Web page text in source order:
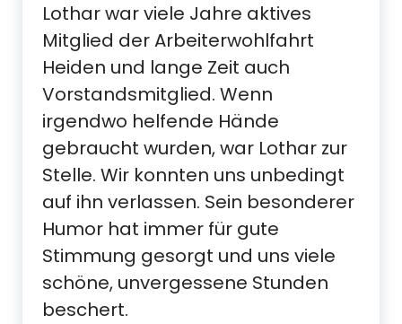
Lothar war viele Jahre aktives
Mitglied der Arbeiterwohlfahrt
Heiden und lange Zeit auch
Vorstandsmitglied. Wenn
irgendwo helfende Hände
gebraucht wurden, war Lothar zur
Stelle. Wir konnten uns unbedingt
auf ihn verlassen. Sein besonderer
Humor hat immer für gute
Stimmung gesorgt und uns viele
schöne, unvergessene Stunden
beschert.